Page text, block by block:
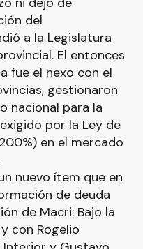
del
a la Legislatura
El entonces
fue el nexo con el
gestionaron
nacional para la
por la Ley de
en el mercado
nuevo ítem que en
de deuda
de Macri: Bajo la
con Rogelio